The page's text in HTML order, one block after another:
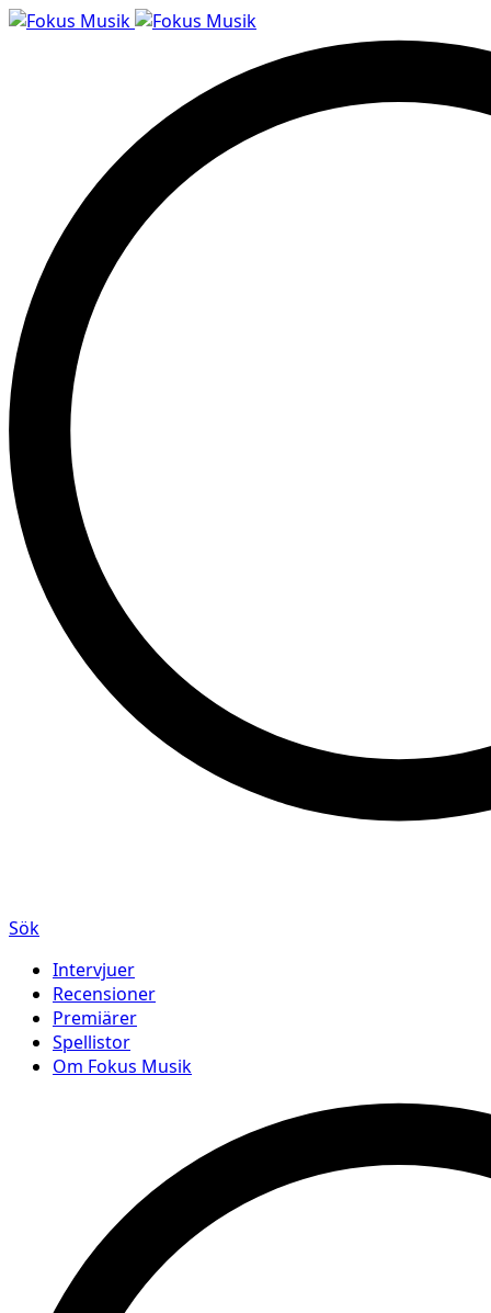
Sök
Intervjuer
Recensioner
Premiärer
Spellistor
Om Fokus Musik